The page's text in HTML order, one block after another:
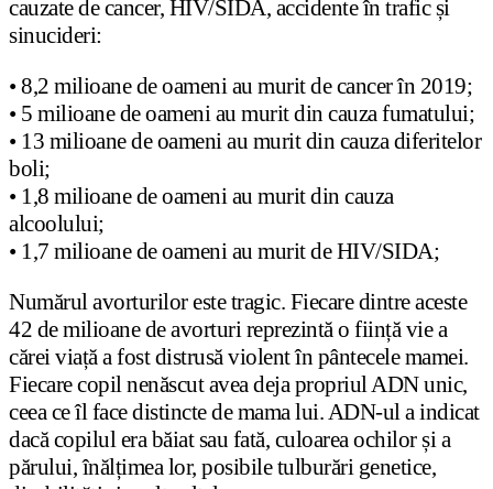
cauzate de cancer, HIV/SIDA, accidente în trafic și
sinucideri:
• 8,2 milioane de oameni au murit de cancer în 2019;
• 5 milioane de oameni au murit din cauza fumatului;
• 13 milioane de oameni au murit din cauza diferitelor
boli;
• 1,8 milioane de oameni au murit din cauza
alcoolului;
• 1,7 milioane de oameni au murit de HIV/SIDA;
Numărul avorturilor este tragic. Fiecare dintre aceste
42 de milioane de avorturi reprezintă o ființă vie a
cărei viață a fost distrusă violent în pântecele mamei.
Fiecare copil nenăscut avea deja propriul ADN unic,
ceea ce îl face distincte de mama lui. ADN-ul a indicat
dacă copilul era băiat sau fată, culoarea ochilor și a
părului, înălțimea lor, posibile tulburări genetice,